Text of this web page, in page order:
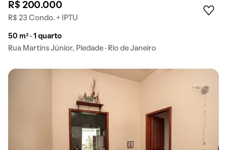
R$ 200.000
R$ 23 Condo. + IPTU
50 m² · 1 quarto
Rua Martins Júnior, Piedade · Rio de Janeiro